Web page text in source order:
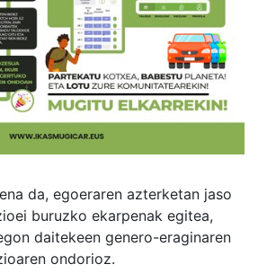
da, egoeraren azterketan jaso
buruzko ekarpenak egitea,
daitekeen genero-eraginaren
ondorioz.